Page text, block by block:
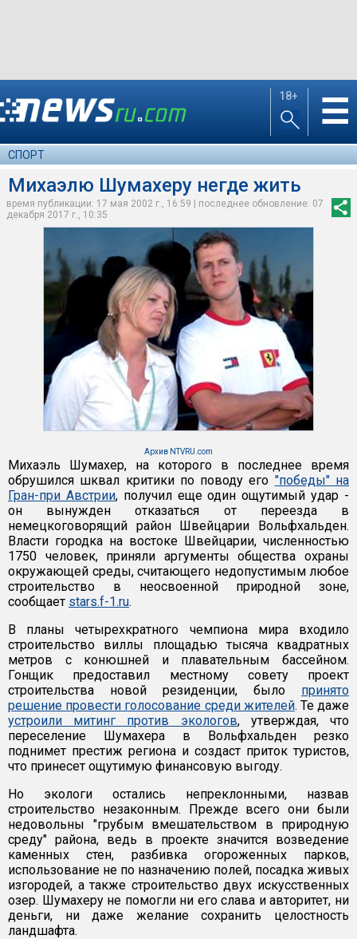
18+ ☰
СПОРТ
Михаэлю Шумахеру негде жить
время публикации: 17 мая 2002 г., 16:59 | последнее обновление: 07
декабря 2017 г., 10:35
Архив NTVRU.com
Михаэль Шумахер, на которого в последнее время
обрушился шквал критики по поводу его "победы" на
Гран-при Австрии, получил еще один ощутимый удар -
он вынужден отказаться от переезда в
немецкоговорящий район Швейцарии Вольфхальден.
Власти городка на востоке Швейцарии, численностью
1750 человек, приняли аргументы общества охраны
окружающей среды, считающего недопустимым любое
строительство в неосвоенной природной зоне,
сообщает stars.f-1.ru.
В планы четырехкратного чемпиона мира входило
строительство виллы площадью тысяча квадратных
метров с конюшней и плавательным бассейном.
Гонщик предоставил местному совету проект
строительства новой резиденции, было принято
решение провести голосование среди жителей. Те даже
устроили митинг против экологов, утверждая, что
переселение Шумахера в Вольфхальден резко
поднимет престиж региона и создаст приток туристов,
что принесет ощутимую финансовую выгоду.
Но экологи остались непреклонными, назвав
строительство незаконным. Прежде всего они были
недовольны "грубым вмешательством в природную
среду" района, ведь в проекте значится возведение
каменных стен, разбивка огороженных парков,
использование не по назначению полей, посадка живых
изгородей, а также строительство двух искусственных
озер. Шумахеру не помогли ни его слава и авторитет, ни
деньги, ни даже желание сохранить целостность
ландшафта.